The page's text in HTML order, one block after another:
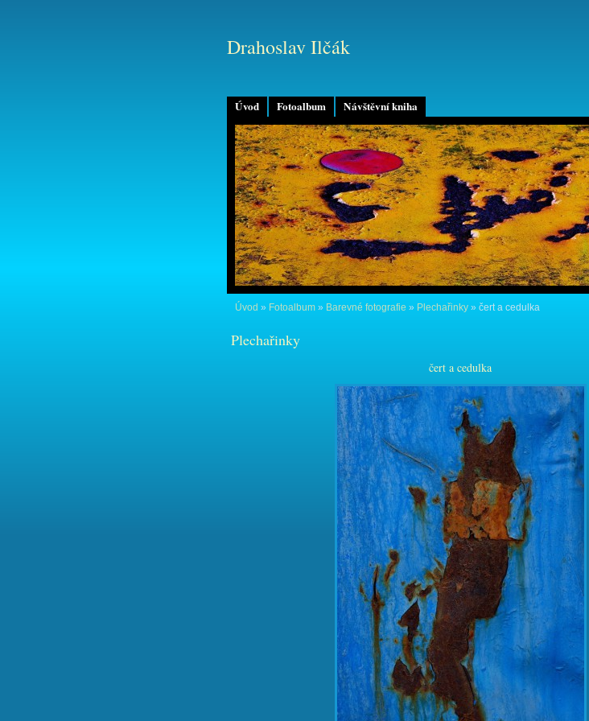
Úvod Fotoalbum Návštěvní kniha
Drahoslav Ilčák
Úvod » Fotoalbum » Barevné fotografie » Plechařinky » čert a cedulka
Plechařinky
čert a cedulka